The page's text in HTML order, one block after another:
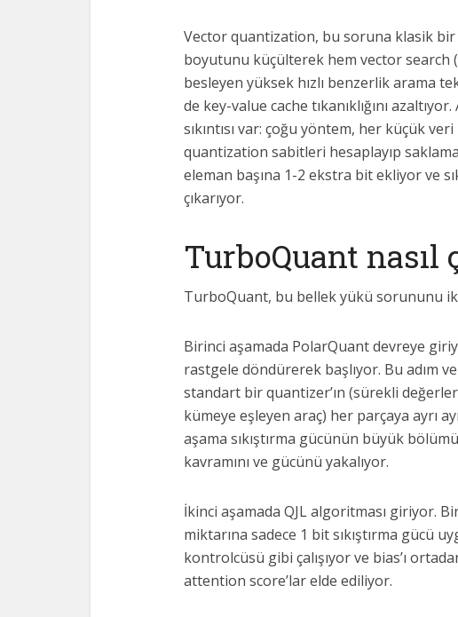
Vector quantization, bu soruna klasik
boyutunu küçülterek hem vector search
besleyen yüksek hızlı benzerlik arama
de key-value cache tıkanıklığını
sıkıntısı var: çoğu yöntem, her küçük
quantization sabitleri hesaplayıp
eleman başına 1-2 ekstra bit ekliyor ve
çıkarıyor.
TurboQuant nasıl
TurboQuant, bu bellek yükü sorununu
Birinci aşamada PolarQuant devreye
rastgele döndürerek başlıyor. Bu adım
standart bir quantizer’ın (sürekli
kümeye eşleyen araç) her parçaya ayrı
aşama sıkıştırma gücünün büyük
kavramını ve gücünü yakalıyor.
İkinci aşamada QJL algoritması giriyor.
miktarına sadece 1 bit sıkıştırma gücü
kontrolcüsü gibi çalışıyor ve bias’ı
attention score’lar elde ediliyor.